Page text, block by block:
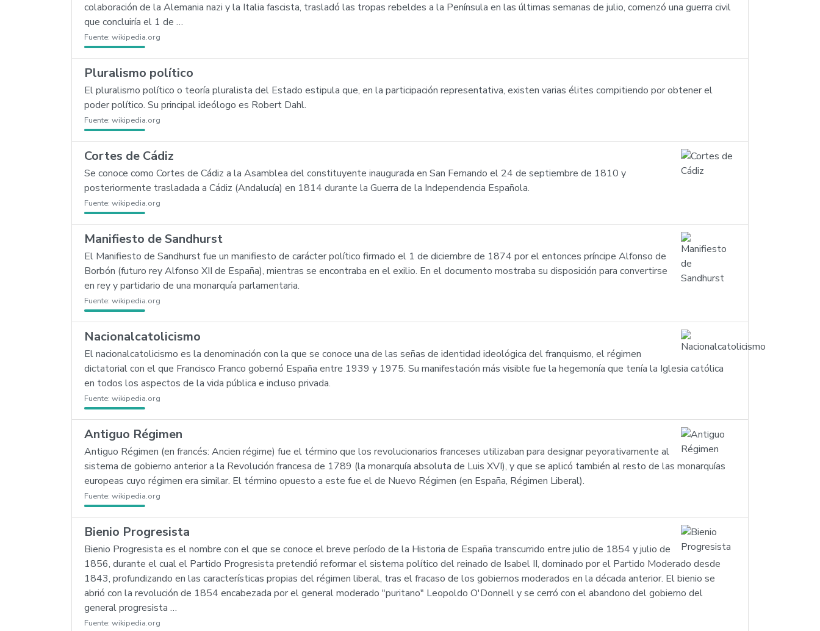
colaboración de la Alemania nazi y la Italia fascista, trasladó las tropas rebeldes a la Península en las últimas semanas de julio, comenzó una guerra civil
que concluiría el 1 de …
Fuente: wikipedia.org
Pluralismo político
El pluralismo político o teoría pluralista del Estado estipula que, en la participación representativa, existen varias élites compitiendo por obtener el
poder político. Su principal ideólogo es Robert Dahl.
Fuente: wikipedia.org
Cortes de Cádiz
Se conoce como Cortes de Cádiz a la Asamblea del constituyente inaugurada en San Fernando el 24 de septiembre de 1810 y
posteriormente trasladada a Cádiz (Andalucía) en 1814 durante la Guerra de la Independencia Española.
Fuente: wikipedia.org
Manifiesto de Sandhurst
El Manifiesto de Sandhurst fue un manifiesto de carácter político firmado el 1 de diciembre de 1874 por el entonces príncipe Alfonso de
Borbón (futuro rey Alfonso XII de España), mientras se encontraba en el exilio. En el documento mostraba su disposición para convertirse
en rey y partidario de una monarquía parlamentaria.
Fuente: wikipedia.org
Nacionalcatolicismo
El nacionalcatolicismo es la denominación con la que se conoce una de las señas de identidad ideológica del franquismo, el régimen
dictatorial con el que Francisco Franco gobernó España entre 1939 y 1975. Su manifestación más visible fue la hegemonía que tenía la Iglesia católica
en todos los aspectos de la vida pública e incluso privada.
Fuente: wikipedia.org
Antiguo Régimen
Antiguo Régimen (en francés: Ancien régime) fue el término que los revolucionarios franceses utilizaban para designar peyorativamente al
sistema de gobierno anterior a la Revolución francesa de 1789 (la monarquía absoluta de Luis XVI), y que se aplicó también al resto de las monarquías
europeas cuyo régimen era similar. El término opuesto a este fue el de Nuevo Régimen (en España, Régimen Liberal).
Fuente: wikipedia.org
Bienio Progresista
Bienio Progresista es el nombre con el que se conoce el breve período de la Historia de España transcurrido entre julio de 1854 y julio de
1856, durante el cual el Partido Progresista pretendió reformar el sistema político del reinado de Isabel II, dominado por el Partido Moderado desde
1843, profundizando en las características propias del régimen liberal, tras el fracaso de los gobiernos moderados en la década anterior. El bienio se
abrió con la revolución de 1854 encabezada por el general moderado "puritano" Leopoldo O'Donnell y se cerró con el abandono del gobierno del
general progresista …
Fuente: wikipedia.org